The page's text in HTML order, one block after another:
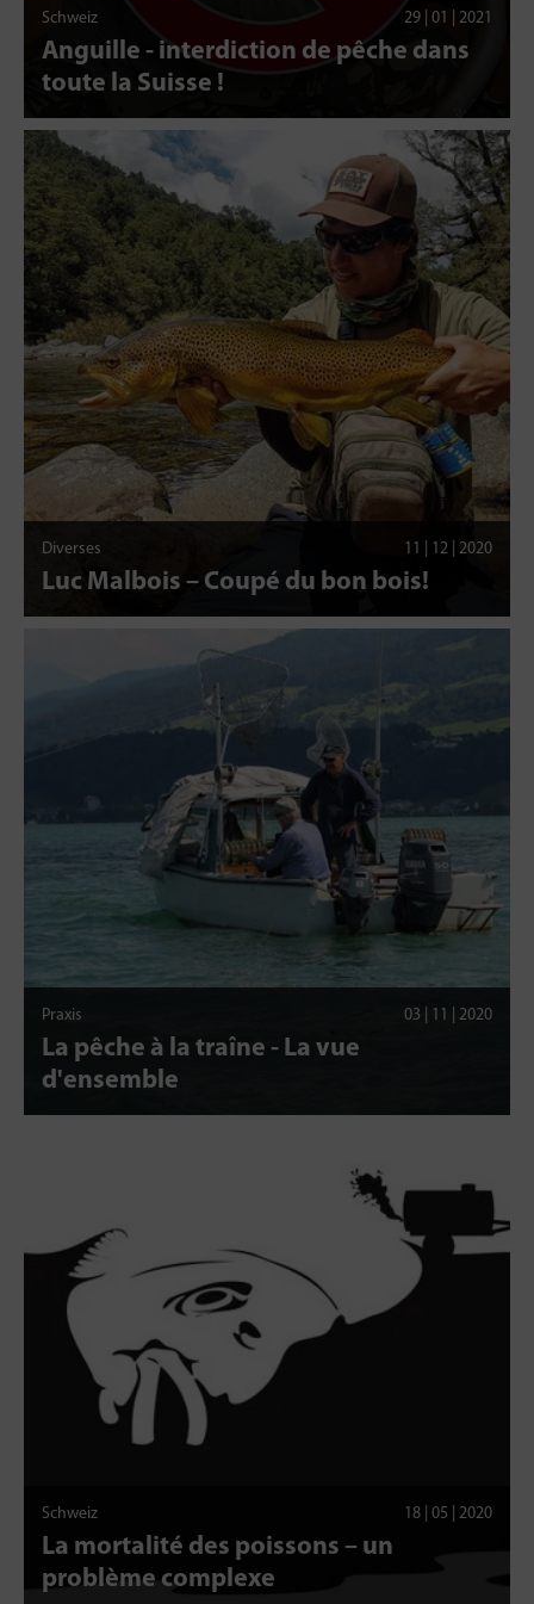
Schweiz 29 | 01 | 2021
Anguille - interdiction de pêche dans
toute la Suisse !
Diverses 11 | 12 | 2020
Luc Malbois – Coupé du bon bois!
Praxis 03 | 11 | 2020
La pêche à la traîne - La vue
d'ensemble
Schweiz 18 | 05 | 2020
La mortalité des poissons – un
problème complexe